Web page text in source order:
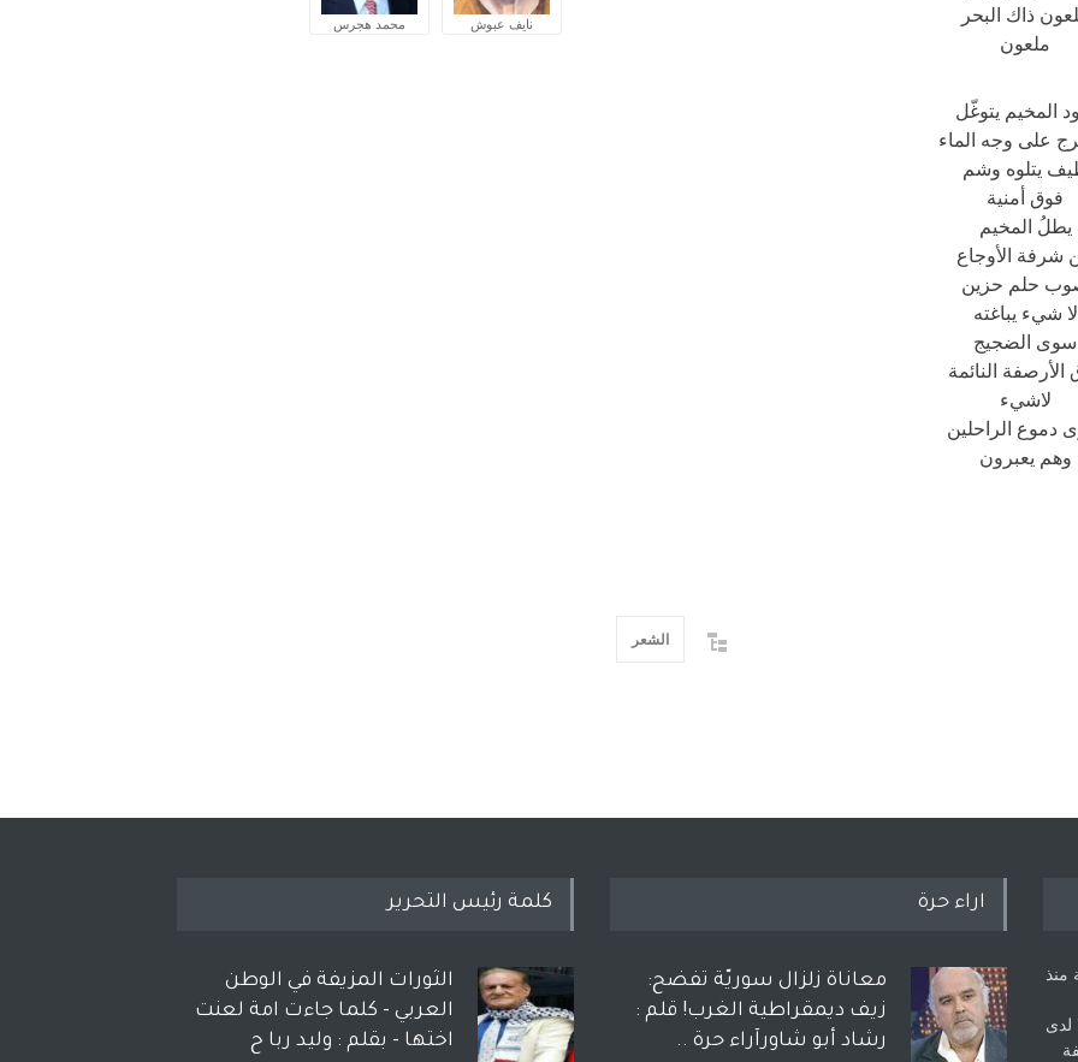
ذاك البحر
ملعون
المخيم يتوغّل
على وجه الماء
يتلوه وشم
فوق أمنية
يطلُ المخيم
شرفة الأوجاع
حلم حزين
لا شيء يباغته
سوى الضجيج
الأرصفة النائمة
لاشيء
دموع الراحلين
وهم يعبرون
الشعر
نايف عبوش محمد هجرس
منذ
لدى
اراء حرة
معاناة زلزال سوريّة تفضح:
زيف ديمقراطية الغرب! قلم :
رشاد أبو شاورآراء حرة ..
كلمة رئيس التحرير
الثورات المزيفة في الوطن
العربي - كلما جاءت امة لعنت
اختها - بقلم : وليد ربا ح